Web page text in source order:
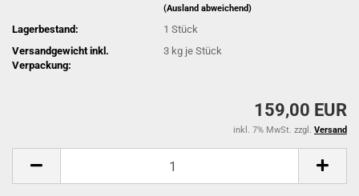
(Ausland abweichend)
Lagerbestand: 1Stück
Versandgewicht inkl.
Verpackung:
3 kg je Stück
159,00 EUR
inkl. 7% MwSt. zzgl. Versand